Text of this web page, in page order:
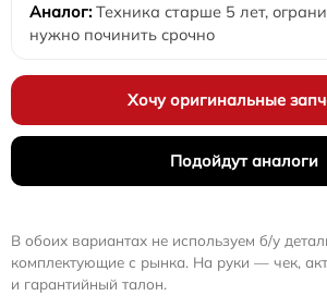
Техника старше 5 лет,
нужно починить срочно
Хочу оригинальные
Подойдут аналоги
В обоих вариантах не используем б/у
комплектующие с рынка. На руки — чек,
и гарантийный талон.